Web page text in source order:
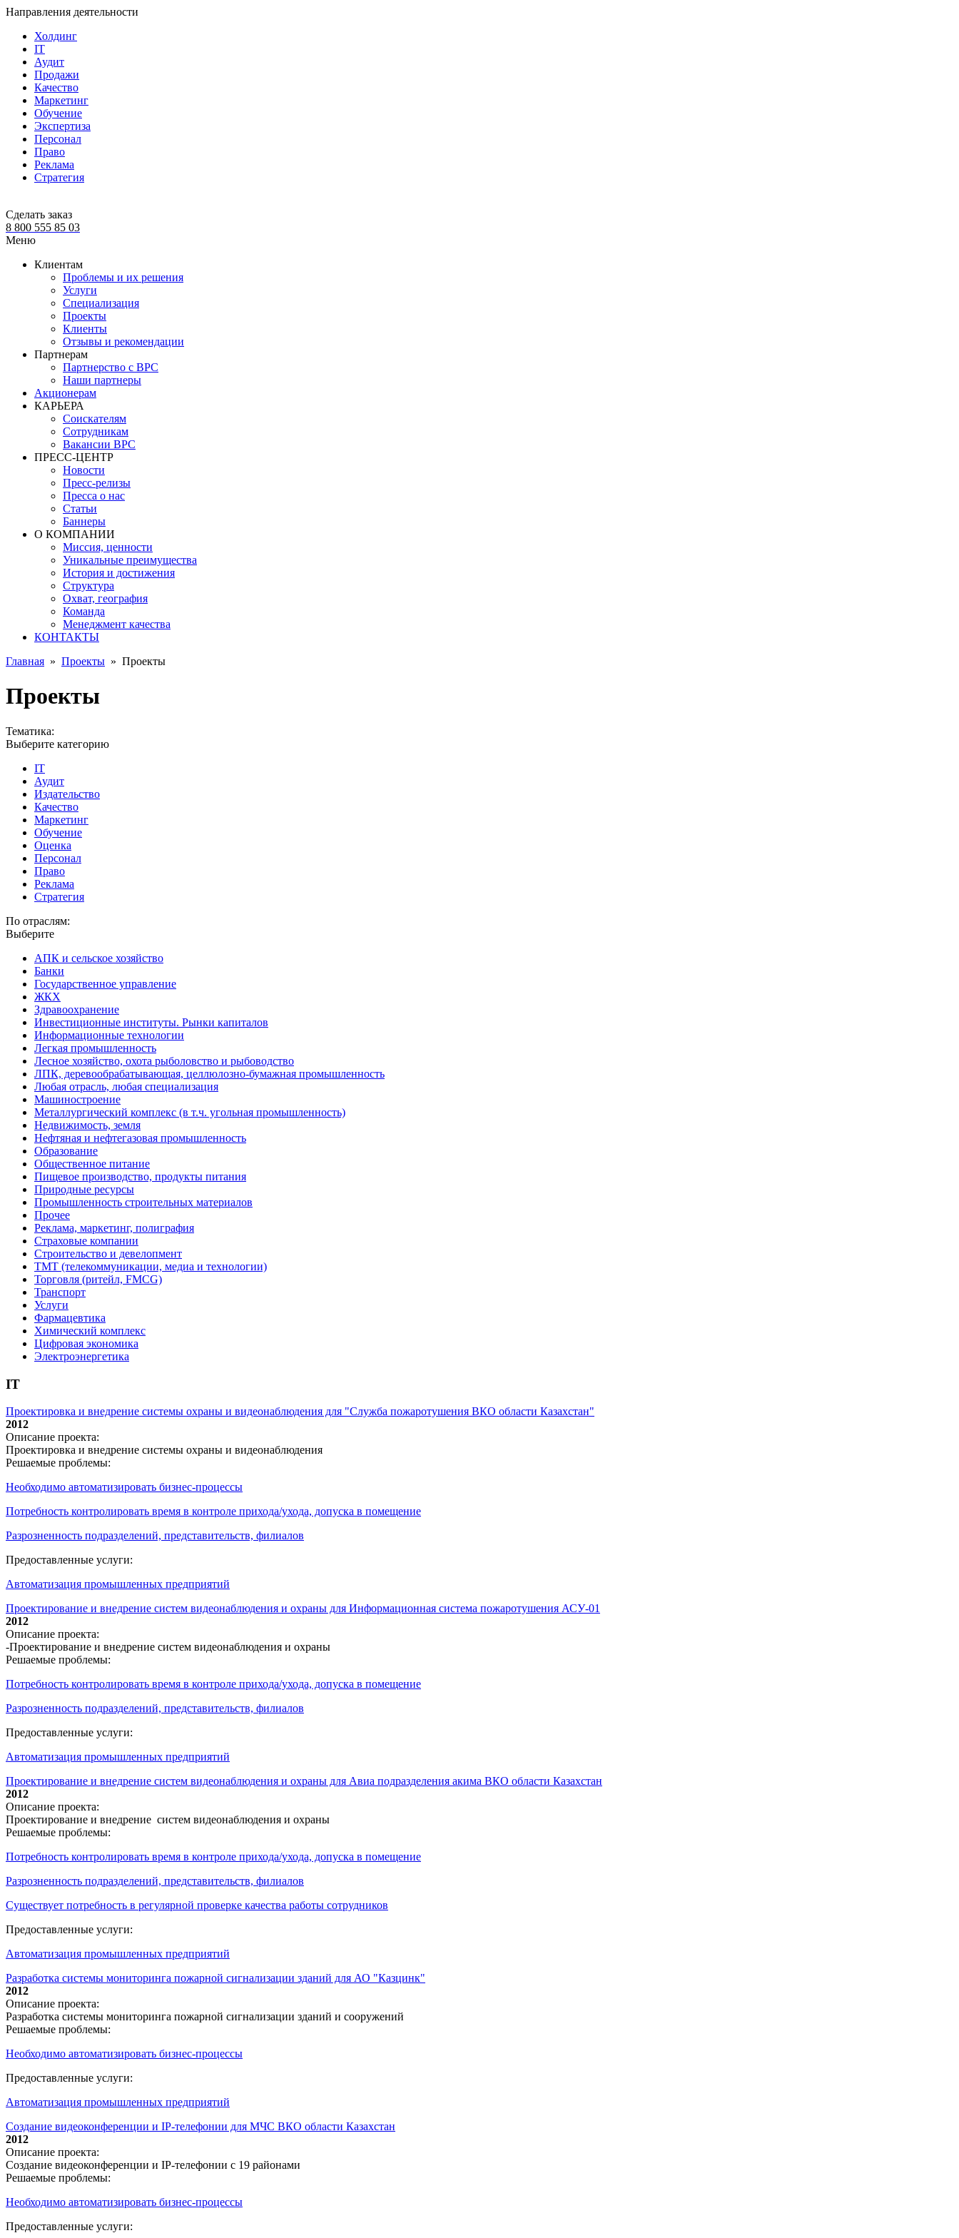
Направления деятельности
Холдинг
IT
Аудит
Продажи
Качество
Маркетинг
Обучение
Экспертиза
Персонал
Право
Реклама
Стратегия
Сделать заказ
8 800 555 85 03
Меню
Клиентам
Проблемы и их решения
Услуги
Специализация
Проекты
Клиенты
Отзывы и рекомендации
Партнерам
Партнерство с BPC
Наши партнеры
Акционерам
КАРЬЕРА
Соискателям
Сотрудникам
Вакансии BPC
ПРЕСС-ЦЕНТР
Новости
Пресс-релизы
Пресса о нас
Статьи
Баннеры
О КОМПАНИИ
Миссия, ценности
Уникальные преимущества
История и достижения
Структура
Охват, география
Команда
Менеджмент качества
КОНТАКТЫ
Главная » Проекты » Проекты
Проекты
Тематика:
Выберите категорию
IT
Аудит
Издательство
Качество
Маркетинг
Обучение
Оценка
Персонал
Право
Реклама
Стратегия
По отраслям:
Выберите
АПК и сельское хозяйство
Банки
Государственное управление
ЖКХ
Здравоохранение
Инвестиционные институты. Рынки капиталов
Информационные технологии
Легкая промышленность
Лесное хозяйство, охота рыболовство и рыбоводство
ЛПК, деревообрабатывающая, целлюлозно-бумажная промышленность
Любая отрасль, любая специализация
Машиностроение
Металлургический комплекс (в т.ч. угольная промышленность)
Недвижимость, земля
Нефтяная и нефтегазовая промышленность
Образование
Общественное питание
Пищевое производство, продукты питания
Природные ресурсы
Промышленность строительных материалов
Прочее
Реклама, маркетинг, полиграфия
Страховые компании
Строительство и девелопмент
ТМТ (телекоммуникации, медиа и технологии)
Торговля (ритейл, FMCG)
Транспорт
Услуги
Фармацевтика
Химический комплекс
Цифровая экономика
Электроэнергетика
IT
Проектировка и внедрение системы охраны и видеонаблюдения для "Служба пожаротушения ВКО области Казахстан"
2012
Описание проекта:
Проектировка и внедрение системы охраны и видеонаблюдения
Решаемые проблемы:
Необходимо автоматизировать бизнес-процессы
Потребность контролировать время в контроле прихода/ухода, допуска в помещение
Разрозненность подразделений, представительств, филиалов
Предоставленные услуги:
Автоматизация промышленных предприятий
Проектирование и внедрение систем видеонаблюдения и охраны для Информационная система пожаротушения АСУ-01
2012
Описание проекта:
-Проектирование и внедрение систем видеонаблюдения и охраны
Решаемые проблемы:
Потребность контролировать время в контроле прихода/ухода, допуска в помещение
Разрозненность подразделений, представительств, филиалов
Предоставленные услуги:
Автоматизация промышленных предприятий
Проектирование и внедрение систем видеонаблюдения и охраны для Авиа подразделения акима ВКО области Казахстан
2012
Описание проекта:
Проектирование и внедрение систем видеонаблюдения и охраны
Решаемые проблемы:
Потребность контролировать время в контроле прихода/ухода, допуска в помещение
Разрозненность подразделений, представительств, филиалов
Существует потребность в регулярной проверке качества работы сотрудников
Предоставленные услуги:
Автоматизация промышленных предприятий
Разработка системы мониторинга пожарной сигнализации зданий для АО "Казцинк"
2012
Описание проекта:
Разработка системы мониторинга пожарной сигнализации зданий и сооружений
Решаемые проблемы:
Необходимо автоматизировать бизнес-процессы
Предоставленные услуги:
Автоматизация промышленных предприятий
Создание видеоконференции и IP-телефонии для МЧС ВКО области Казахстан
2012
Описание проекта:
Создание видеоконференции и IP-телефонии с 19 районами
Решаемые проблемы:
Необходимо автоматизировать бизнес-процессы
Предоставленные услуги: